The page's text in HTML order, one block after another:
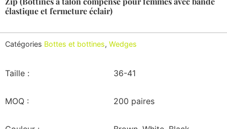
élastique et fermeture éclair)
Catégories Bottes et bottines, Wedges
Taille : 36-41
MOQ : 200 paires